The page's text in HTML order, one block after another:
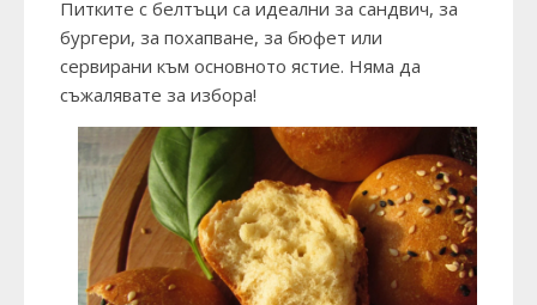
Питките с белтъци са идеални за сандвич, за
бургери, за похапване, за бюфет или
сервирани към основното ястие. Няма да
съжалявате за избора!